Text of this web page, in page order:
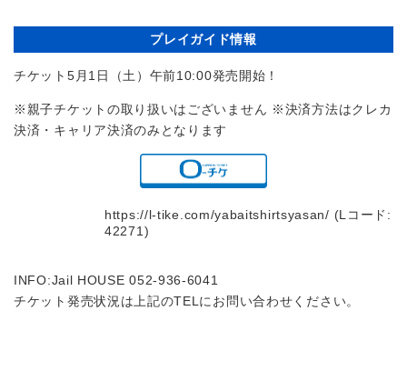
プレイガイド情報
チケット5月1日（土）午前10:00発売開始！
※親子チケットの取り扱いはございません ※決済方法はクレカ
決済・キャリア決済のみとなります
https://l-tike.com/yabaitshirtsyasan/ (Lコード:
42271)
INFO:Jail HOUSE 052-936-6041
チケット発売状況は上記のTELにお問い合わせください。